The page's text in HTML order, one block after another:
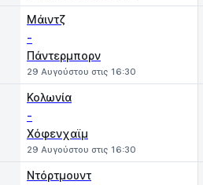
Μάιντζ
-
Πάντερμπορν
29 Αυγούστου στις 16:30
Κολωνία
-
Χόφενχαϊμ
29 Αυγούστου στις 16:30
Ντόρτμουντ